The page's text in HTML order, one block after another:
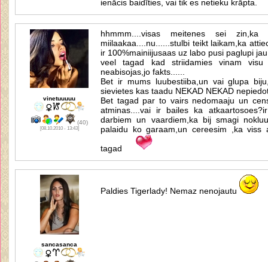
ienācis baidīties, vai tik es netieku krāpta.
vinetuuuuu
(40)
[08.10.2010 - 13:43]
hhmmm....visas meitenes sei
miilaakaa....nu......stulbi teikt laikam,ka
ir 100%mainiijusaas uz labo pusi paglupi
veel tagad kad striidamies vinam visu
neabisojas,jo fakts......
Bet ir mums luubestiiba,un vai glupa
sievietes kas taadu NEKAD NEKAD
Bet tagad par to vairs nedomaaju un
atminas....vai ir bailes ka
darbiem un vaardiem,ka bij smagi
palaidu ko garaam,un cereesim ,ka viss
tagad
sancasanca
Paldies Tigerlady! Nemaz nenojautu